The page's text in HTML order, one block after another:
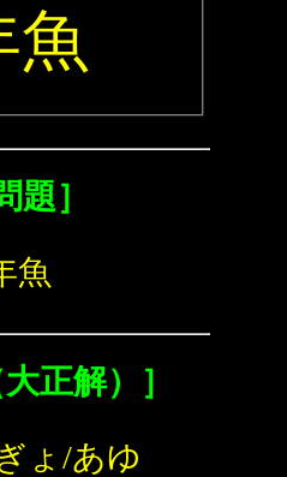
魚
題］
魚
正解）］
ょ/あゆ